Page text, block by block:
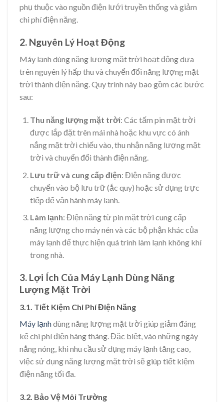
phụ thuộc vào nguồn điện lưới truyền thống và giảm
chi phí điện năng.
2. Nguyên Lý Hoạt Động
Máy lạnh dùng năng lượng mặt trời hoạt động dựa
trên nguyên lý hấp thu và chuyển đổi năng lượng mặt
trời thành điện năng. Quy trình này bao gồm các bước
sau:
Thu năng lượng mặt trời: Các tấm pin mặt trời
được lắp đặt trên mái nhà hoặc khu vực có ánh
nắng mặt trời chiếu vào, thu nhận năng lượng mặt
trời và chuyển đổi thành điện năng.
Lưu trữ và cung cấp điện: Điện năng được
chuyển vào bộ lưu trữ (ắc quy) hoặc sử dụng trực
tiếp để vận hành máy lạnh.
Làm lạnh: Điện năng từ pin mặt trời cung cấp
năng lượng cho máy nén và các bộ phận khác của
máy lạnh để thực hiện quá trình làm lạnh không khí
trong nhà.
3. Lợi Ích Của Máy Lạnh Dùng Năng
Lượng Mặt Trời
3.1. Tiết Kiệm Chi Phí Điện Năng
Máy lạnhdùng năng lượng mặt trời giúp giảm đáng
kể chi phí điện hàng tháng. Đặc biệt, vào những ngày
nắng nóng, khi nhu cầu sử dụng máy lạnh tăng cao,
việc sử dụng năng lượng mặt trời sẽ giúp tiết kiệm
điện năng tối đa.
3.2. Bảo Vệ Môi Trường